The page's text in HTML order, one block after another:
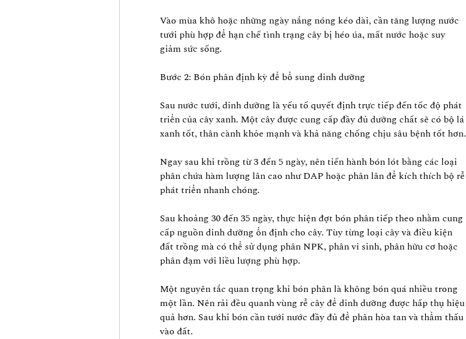
Vào mùa khô hoặc những ngày nắng nóng kéo dài, cần tăng lượng nước
tưới phù hợp để hạn chế tình trạng cây bị héo úa, mất nước hoặc suy
giảm sức sống.
Bước 2: Bón phân định kỳ để bổ sung dinh dưỡng
Sau nước tưới, dinh dưỡng là yếu tố quyết định trực tiếp đến tốc độ phát
triển của cây xanh. Một cây được cung cấp đầy đủ dưỡng chất sẽ có bộ lá
xanh tốt, thân cành khỏe mạnh và khả năng chống chịu sâu bệnh tốt hơn.
Ngay sau khi trồng từ 3 đến 5 ngày, nên tiến hành bón lót bằng các loại
phân chứa hàm lượng lân cao như DAP hoặc phân lân để kích thích bộ rễ
phát triển nhanh chóng.
Sau khoảng 30 đến 35 ngày, thực hiện đợt bón phân tiếp theo nhằm cung
cấp nguồn dinh dưỡng ổn định cho cây. Tùy từng loại cây và điều kiện
đất trồng mà có thể sử dụng phân NPK, phân vi sinh, phân hữu cơ hoặc
phân đạm với liều lượng phù hợp.
Một nguyên tắc quan trọng khi bón phân là không bón quá nhiều trong
một lần. Nên rải đều quanh vùng rễ cây để dinh dưỡng được hấp thụ hiệu
quả hơn. Sau khi bón cần tưới nước đầy đủ để phân hòa tan và thẩm thấu
vào đất.